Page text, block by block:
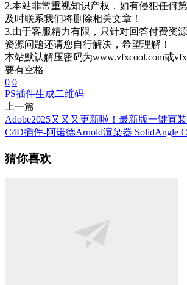
2.本站非常重视知识产权，如有侵犯任何
及时联系我们将删除相关文章！
3.由于客服精力有限，只针对回答付费资
资源问题还请您自行解决，希望理解！
本站默认解压密码为www.vfxcool.com或
要有空格
0 0
PS插件生成二维码
上一篇
Adobe2025又又又更新啦！最新版一键直装
C4D插件-阿诺德Arnold渲染器 SolidAngle
猜你喜欢